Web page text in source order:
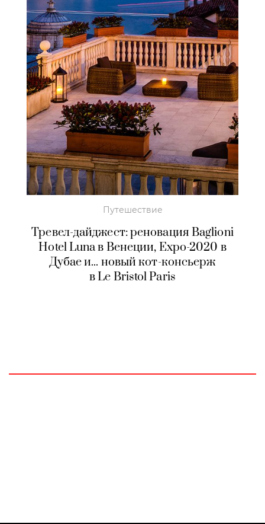
Путешествие
Тревел-дайджест: реновация Baglioni
Hotel Luna в Венеции, Expo-2020 в
Дубае и... новый кот-консьерж
в Le Bristol Paris